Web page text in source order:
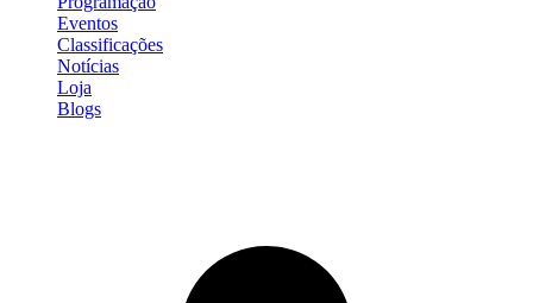
Eventos
Classificações
Notícias
Loja
Blogs